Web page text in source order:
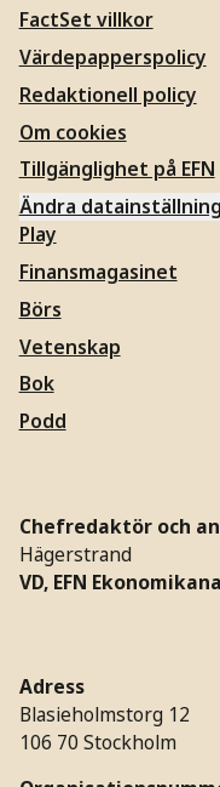
FactSet villkor
Värdepapperspolicy
Redaktionell policy
Om cookies
Tillgänglighet på EFN
Ändra
Play
Finansmagasinet
Börs
Vetenskap
Bok
Podd
Chefredaktör och
Hägerstrand
VD, EFN
Adress
Blasieholmstorg 12
106 70 Stockholm